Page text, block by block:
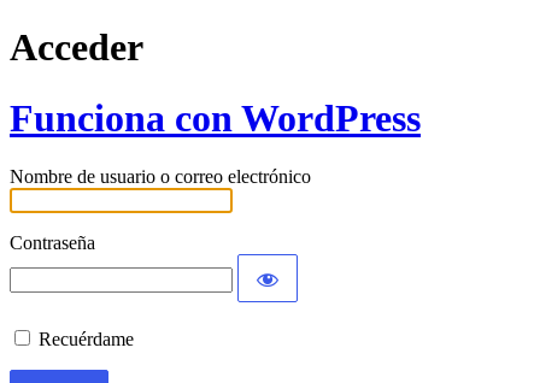
Acceder
Funciona con WordPress
Nombre de usuario o correo electrónico
Contraseña
Recuérdame